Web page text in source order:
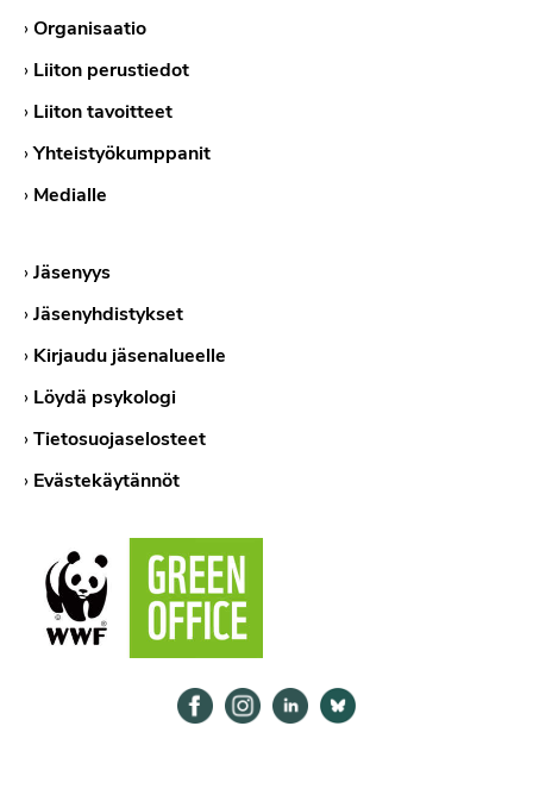
›Organisaatio
› Liiton perustiedot
› Liiton tavoitteet
›Yhteistyökumppanit
› Medialle
›Jäsenyys
›Jäsenyhdistykset
› Kirjaudu jäsenalueelle
› Löydä psykologi
›Tietosuojaselosteet
› Evästekäytännöt